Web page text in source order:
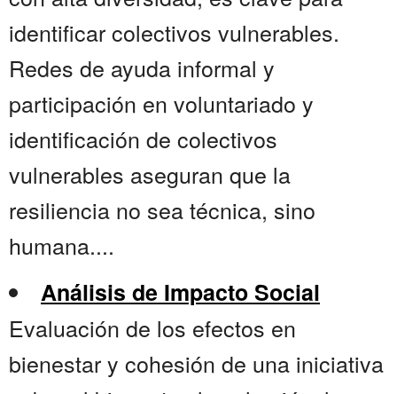
identificar colectivos vulnerables.
Redes de ayuda informal y
participación en voluntariado y
identificación de colectivos
vulnerables aseguran que la
resiliencia no sea técnica, sino
humana....
Análisis de Impacto Social
Evaluación de los efectos en
bienestar y cohesión de una iniciativa